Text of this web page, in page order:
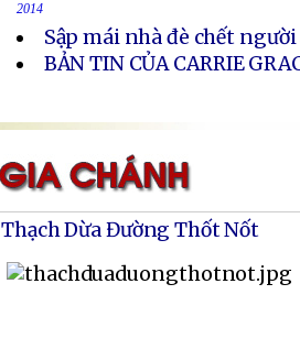
2014
Sập mái nhà đè chết người
BẢN TIN CỦA CARRIE
Thạch Dừa Đường Thốt Nốt